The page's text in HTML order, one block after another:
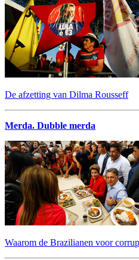
De afzetting van Dilma Rousseff
Merda. Dubble merda
Waarom de Brazilianen voor